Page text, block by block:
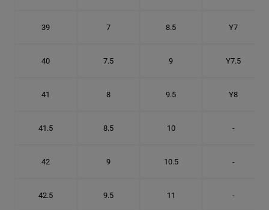
39 7 8.5 Y7
40 7.5 9 Y7.5
41 8 9.5 Y8
41.5 8.5 10 -
42 9 10.5 -
42.5 9.5 11 -